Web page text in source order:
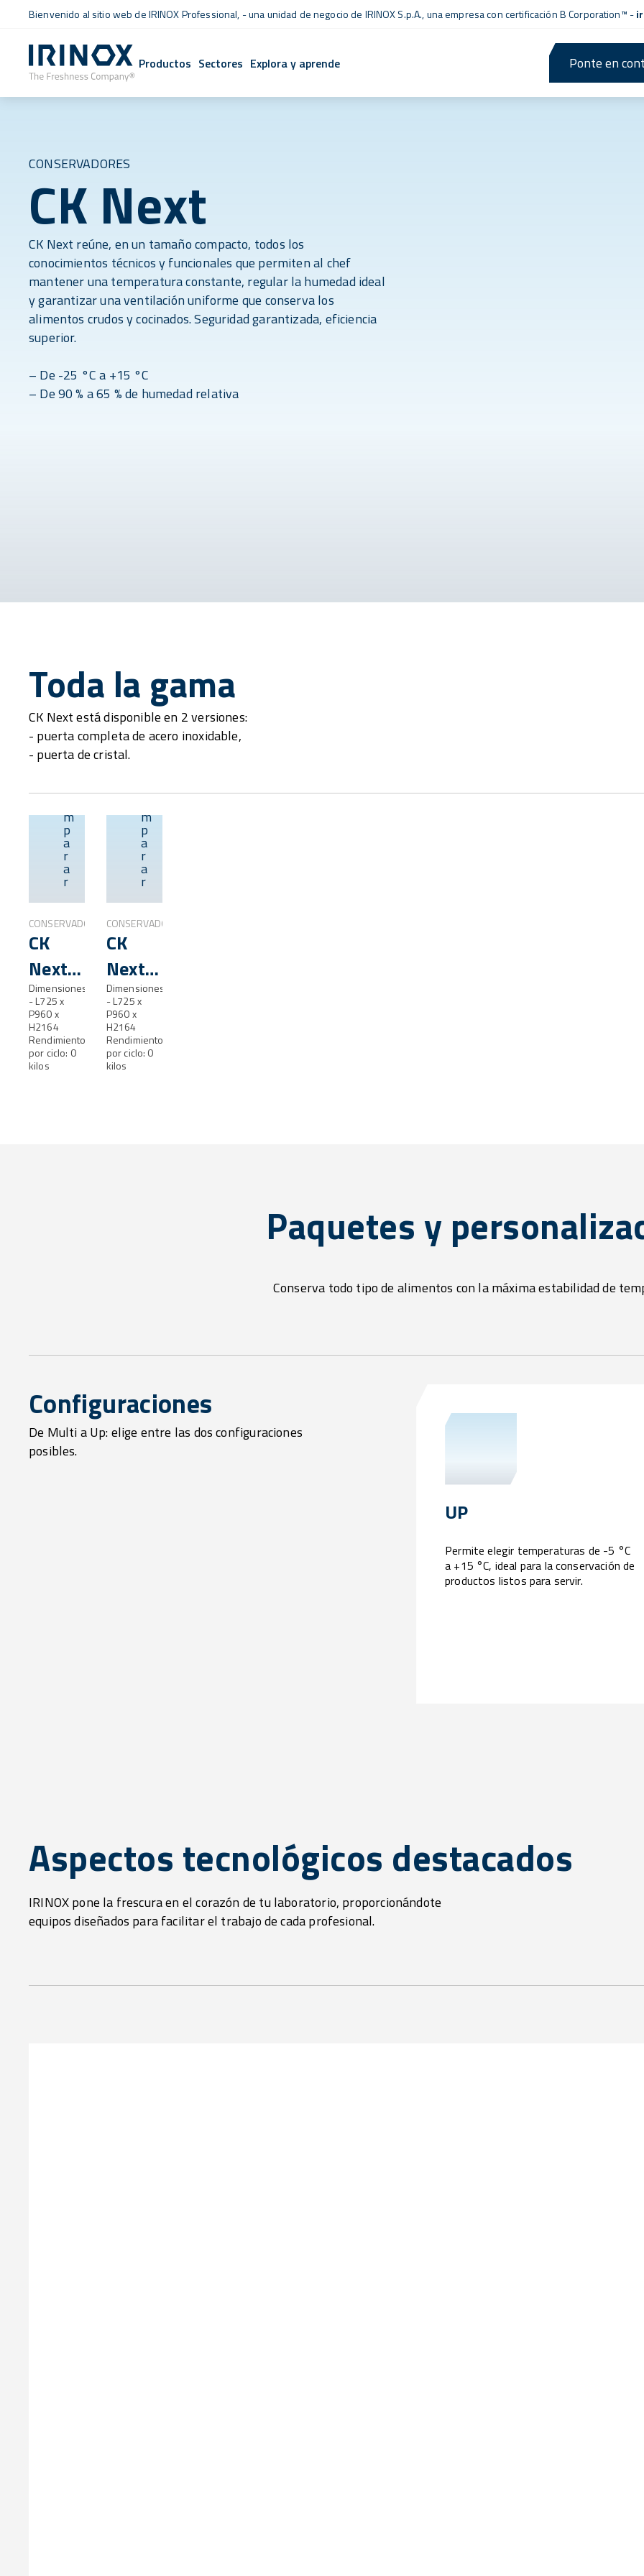
Bienvenido al sitio web de IRINOX Professional, - una unidad de negocio de IRINOX S.p.A., una empresa concertificación B Corporation™ -
Productos Sectores Explora y aprende Ponte en
CONSERVADORES
CK Next
CK Next reúne, en un tamaño compacto, todos los
conocimientos técnicos y funcionales que permiten al chef
mantener una temperatura constante, regular la humedad ideal
y garantizar una ventilación uniforme que conserva los
alimentos crudos y cocinados. Seguridad garantizada, eficiencia
superior.
– De -25 °C a +15 °C
– De 90 % a 65 % de humedad relativa
Toda la gama
CK Next está disponible en 2 versiones:
- puerta completa de acero inoxidable,
- puerta de cristal.
C
m
p
a
r
a
r
Descripción
general
CONSERVADORES
CK
Next
Cristal
Dimensiones
- L725 x
P960 x
H2164
Rendimiento
por ciclo: 0
kilos
C
m
p
a
r
a
r
CONSERVADORES
CK
Next
Acero
Dimensiones
- L725 x
P960 x
H2164
Rendimiento
por ciclo: 0
kilos
Paquetes y
Conserva todo tipo de alimentos con la máxima estabilidad de
Configuraciones
De Multi a Up: elige entre las dos configuraciones
posibles.
UP
Permite elegir temperaturas de -5 °C
a +15 °C, ideal para la conservación de
productos listos para servir.
Aspectos tecnológicos destacados
IRINOX pone la frescura en el corazón de tu laboratorio, proporcionándote
equipos diseñados para facilitar el trabajo de cada profesional.